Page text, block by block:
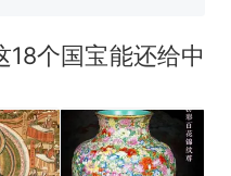
频评出？中国烹饪
获鲨鱼徒手将其拽
者直呼震惊 （视频
息）
二名传话劝弃考
个国宝能还给中